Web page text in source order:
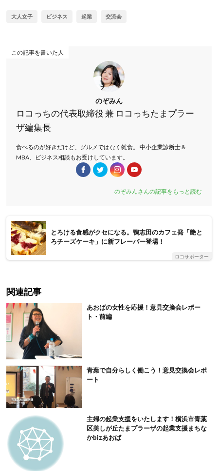
大人女子 ビジネス 起業 交流会
この記事を書いた人
のぞみん
ロコっちの代表取締役 兼 ロコっちたまプラー
ザ編集長
食べるのが好きだけど、グルメではなく雑食。 中小企業診断士＆
MBA、ビジネス相談もお受けしています。
のぞみんさんの記事をもっと読む
とろける食感がクセになる。鴨志田のカフェ発「艶と
ろチーズケーキ」に新フレーバー登場！
ロコサポーター
関連記事
あおばの女性を応援！意見交換会レポー
ト・前編
青葉で自分らしく働こう！意見交換会レポ
ート
主婦の起業支援をいたします！横浜市青葉
区美しが丘たまプラーザの起業支援まちな
かbizあおば